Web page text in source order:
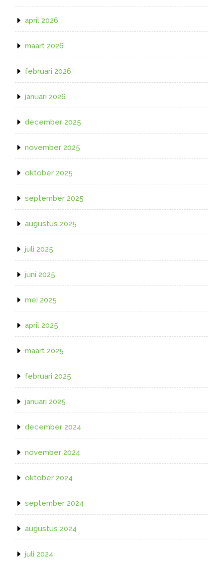
april 2026
maart 2026
februari 2026
januari 2026
december 2025
november 2025
oktober 2025
september 2025
augustus 2025
juli 2025
juni 2025
mei 2025
april 2025
maart 2025
februari 2025
januari 2025
december 2024
november 2024
oktober 2024
september 2024
augustus 2024
juli 2024